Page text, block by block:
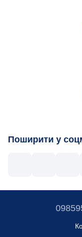
Поширити у